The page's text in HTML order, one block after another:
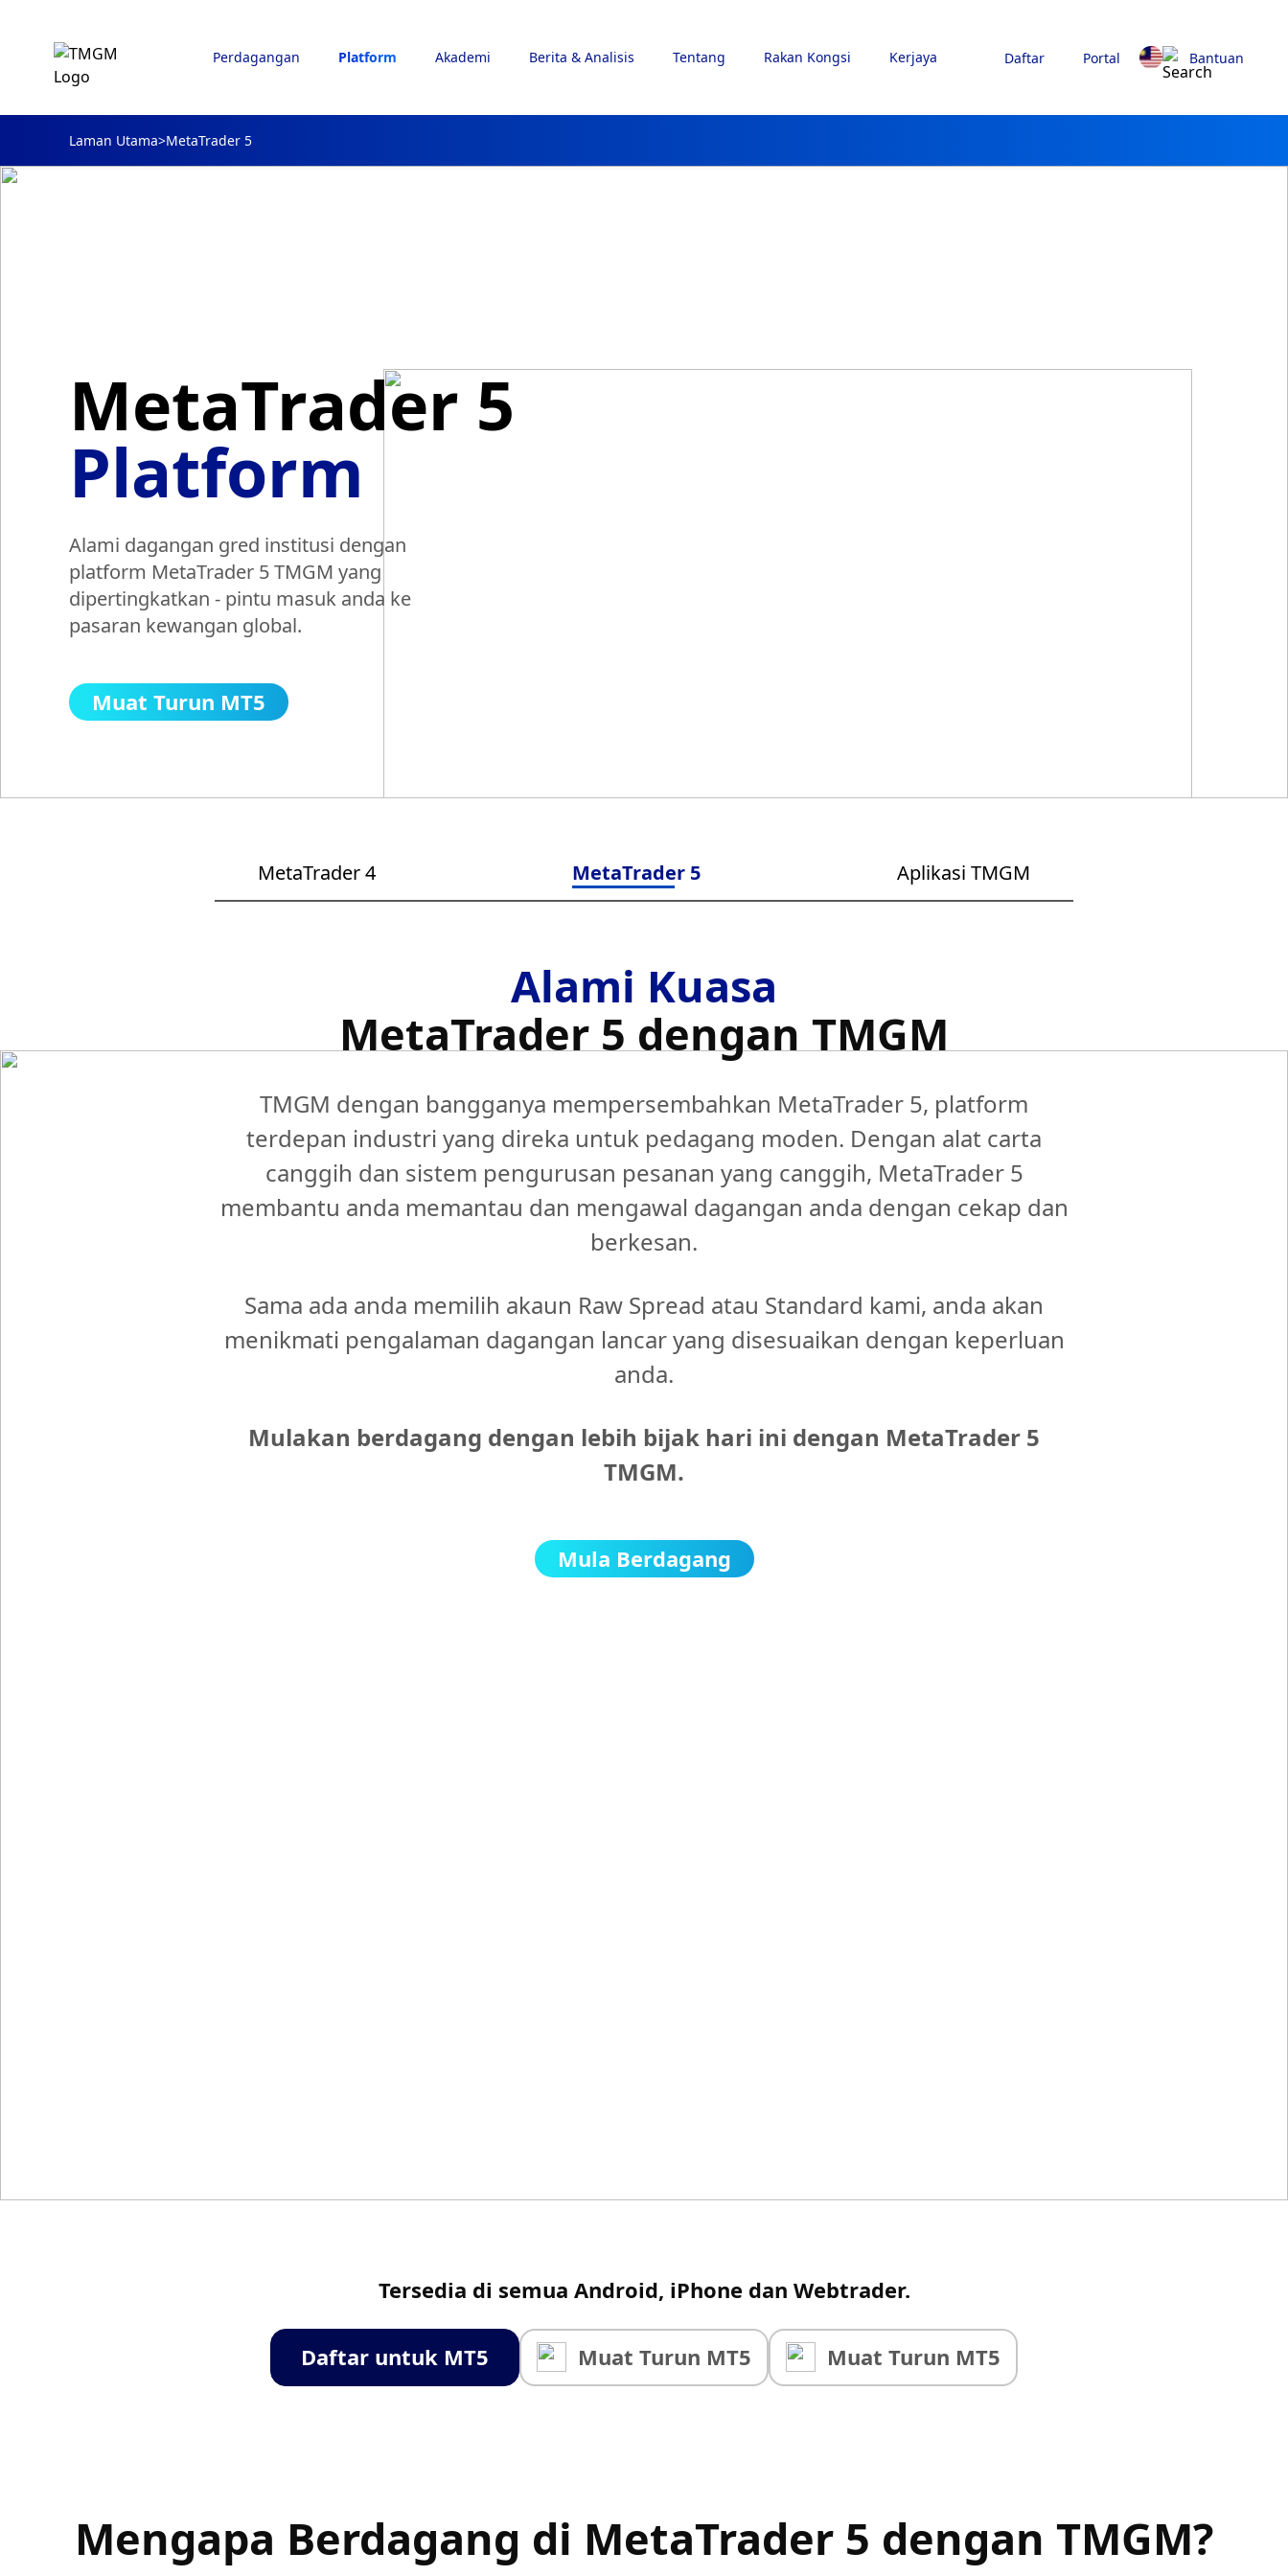
Perdagangan Platform Akademi Berita & Analisis Tentang Rakan Kongsi Kerjaya Daftar Portal Bantuan
Laman Utama>MetaTrader 5
MetaTrader 5
Platform
Alami dagangan gred institusi dengan
platform MetaTrader 5 TMGM yang
dipertingkatkan - pintu masuk anda ke
pasaran kewangan global.
Muat Turun MT5
MetaTrader 4 MetaTrader 5 Aplikasi TMGM
Alami Kuasa
MetaTrader 5 dengan TMGM
TMGM dengan bangganya mempersembahkan MetaTrader 5, platform
terdepan industri yang direka untuk pedagang moden. Dengan alat carta
canggih dan sistem pengurusan pesanan yang canggih, MetaTrader 5
membantu anda memantau dan mengawal dagangan anda dengan cekap dan
berkesan.
Sama ada anda memilih akaun Raw Spread atau Standard kami, anda akan
menikmati pengalaman dagangan lancar yang disesuaikan dengan keperluan
anda.
Mulakan berdagang dengan lebih bijak hari ini dengan MetaTrader 5
TMGM.
Mula Berdagang
Tersedia di semua Android, iPhone dan Webtrader.
Daftar untuk MT5 Muat Turun MT5 Muat Turun MT5
Mengapa Berdagang di MetaTrader 5 dengan TMGM?